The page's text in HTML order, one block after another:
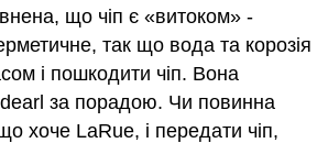
що чіп є «витоком» -
так що вода та корозія
і пошкодити чіп. Вона
за порадою. Чи повинна
хоче LaRue, і передати чіп,